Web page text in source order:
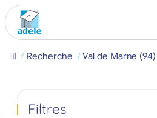
Recherche Val de Marne (94)
Filtres